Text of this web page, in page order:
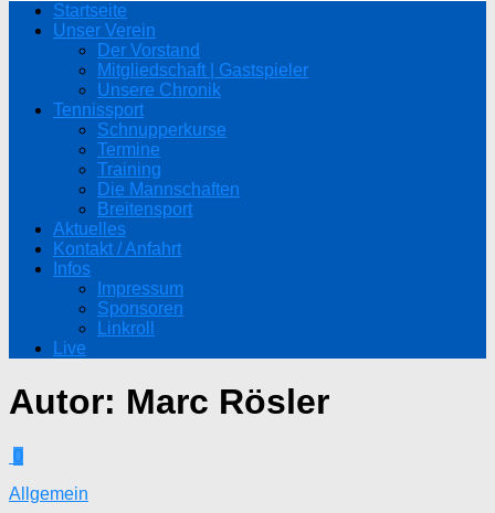
Startseite
Unser Verein
Der Vorstand
Mitgliedschaft | Gastspieler
Unsere Chronik
Tennissport
Schnupperkurse
Termine
Training
Die Mannschaften
Breitensport
Aktuelles
Kontakt / Anfahrt
Infos
Impressum
Sponsoren
Linkroll
Live
Autor: Marc Rösler
0
Allgemein